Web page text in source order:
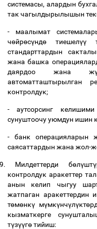
системасы, алардын
так чагылдырылышын
- маалымат
чөйрөсүндө тиешелүү
стандарттардын
жана башка
даярдоо жана ж
автоматташтырылган
контролдук;
- аутсорсинг
сунуштоочу уюмдун ишин
- банк операцияларын
саясаттардын жана жол-
Милдеттерди бөлүштү
контролдук аракеттер
анын келип чыгуу
жатпаган
төмөнкү мүмкүнчүлүктө
кызматкерге
түзүүгөтийиш: